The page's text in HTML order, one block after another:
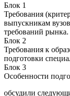
Блок 1
Требования
выпускникам
требований рынка.
Блок 2
Требования к
подготовки
Блок 3
Особенности
обсудили